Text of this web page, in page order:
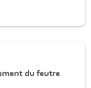
du feutre